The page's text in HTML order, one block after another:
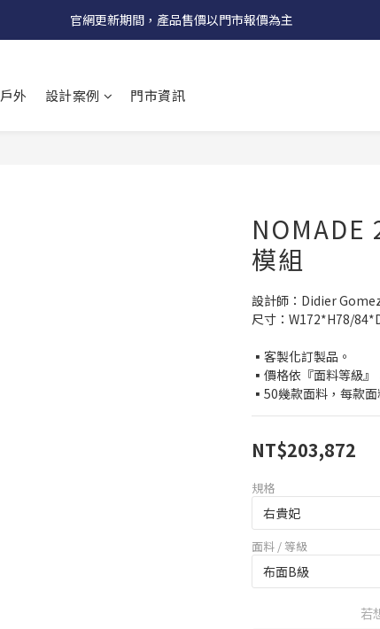
受國際原物料價格上漲，法國自 5/18 起全系列產品調漲 3%
官網更新期間，產品售價以門市報價為主
戶外 設計案例 門市資訊
NOMADE
模組
設計師：Didier
尺寸：W172*H78/
▪客製化訂製品。
▪價格依『面料等級』
▪50幾款面料，每款
NT$203,872
規格
面料 / 等級
若